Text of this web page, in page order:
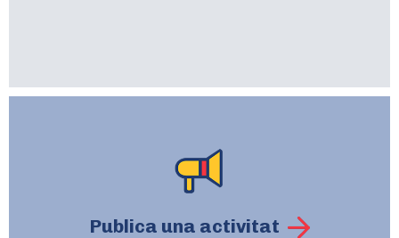
Publica una activitat